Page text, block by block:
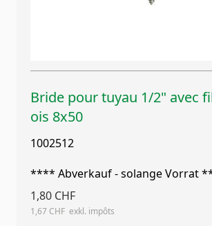
Bride pour tuyau 1/2" avec
ois 8x50
1002512
**** Abverkauf - solange Vorrat
1,80 CHF
1,67 CHF